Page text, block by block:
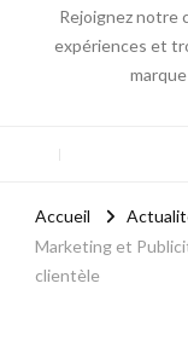
Rejoignez notre
expériences et
Accueil
Marketing et
clientèle